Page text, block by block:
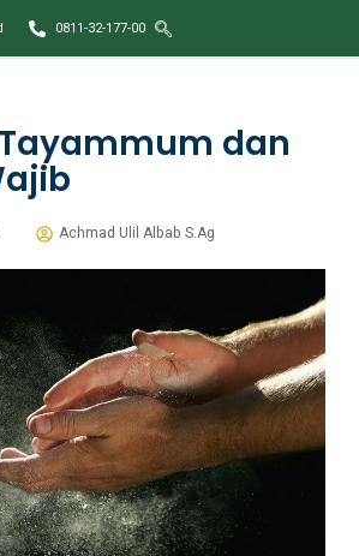
0811-32-177-00
dan
Achmad Ulil Albab S.Ag